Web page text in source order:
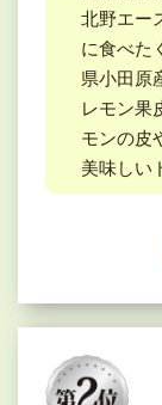
北野エー
に食べた
県小田原
レモン果
モンの皮
美味しい